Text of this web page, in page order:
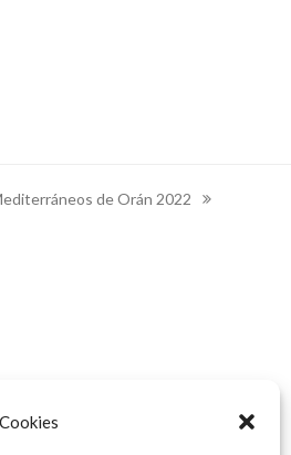
de Orán 2022